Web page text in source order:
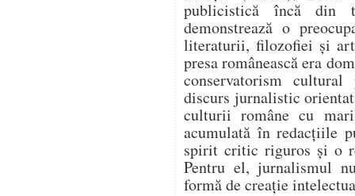
publicistică încă din
demonstrează o
literaturii, filozofiei și
presa românească era
conservatorism
discurs jurnalistic
culturii române cu
acumulată în redacțiile
spirit critic riguros și o
Pentru el, jurnalismul
formă de creație